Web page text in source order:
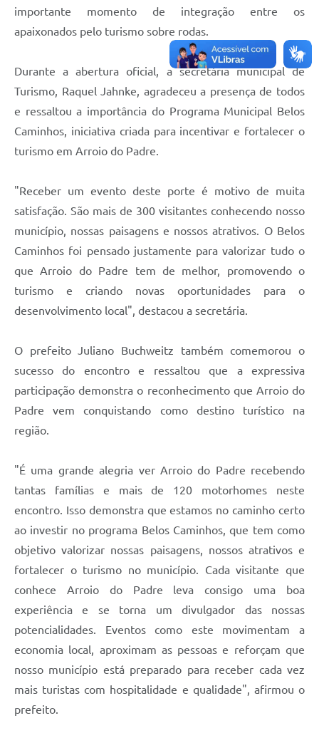
importante momento de integração entre os
apaixonados pelo turismo sobre rodas.
Durante a abertura oficial, a secretária municipal de
Turismo, Raquel Jahnke, agradeceu a presença de todos
e ressaltou a importância do Programa Municipal Belos
Caminhos, iniciativa criada para incentivar e fortalecer o
turismo em Arroio do Padre.
"Receber um evento deste porte é motivo de muita
satisfação. São mais de 300 visitantes conhecendo nosso
município, nossas paisagens e nossos atrativos. O Belos
Caminhos foi pensado justamente para valorizar tudo o
que Arroio do Padre tem de melhor, promovendo o
turismo e criando novas oportunidades para o
desenvolvimento local", destacou a secretária.
O prefeito Juliano Buchweitz também comemorou o
sucesso do encontro e ressaltou que a expressiva
participação demonstra o reconhecimento que Arroio do
Padre vem conquistando como destino turístico na
região.
"É uma grande alegria ver Arroio do Padre recebendo
tantas famílias e mais de 120 motorhomes neste
encontro. Isso demonstra que estamos no caminho certo
ao investir no programa Belos Caminhos, que tem como
objetivo valorizar nossas paisagens, nossos atrativos e
fortalecer o turismo no município. Cada visitante que
conhece Arroio do Padre leva consigo uma boa
experiência e se torna um divulgador das nossas
potencialidades. Eventos como este movimentam a
economia local, aproximam as pessoas e reforçam que
nosso município está preparado para receber cada vez
mais turistas com hospitalidade e qualidade", afirmou o
prefeito.